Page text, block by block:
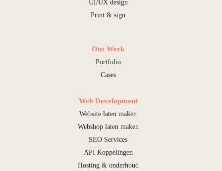
UI/UX design
Print & sign
Ons Werk
Portfolio
Cases
Web Development
Website laten maken
Webshop laten maken
SEO Services
API Koppelingen
Hosting & onderhoud